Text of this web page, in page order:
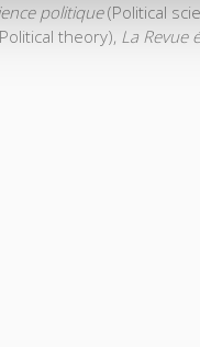
politique(Political
theory), La Revue